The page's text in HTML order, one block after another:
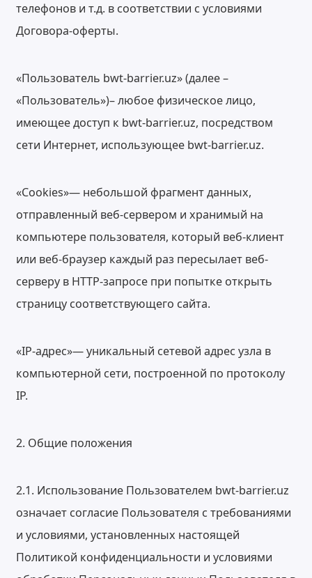
телефонов и т.д. в соответствии с условиями
Договора-оферты.
«Пользователь bwt-barrier.uz» (далее –
«Пользователь»)– любое физическое лицо,
имеющее доступ к bwt-barrier.uz, посредством
сети Интернет, использующее bwt-barrier.uz.
«Cookies»— небольшой фрагмент данных,
отправленный веб-сервером и хранимый на
компьютере пользователя, который веб-клиент
или веб-браузер каждый раз пересылает веб-
серверу в HTTP-запросе при попытке открыть
страницу соответствующего сайта.
«IP-адрес»— уникальный сетевой адрес узла в
компьютерной сети, построенной по протоколу
IP.
2. Общие положения
2.1. Использование Пользователем bwt-barrier.uz
означает согласие Пользователя с требованиями
и условиями, установленных настоящей
Политикой конфиденциальности и условиями